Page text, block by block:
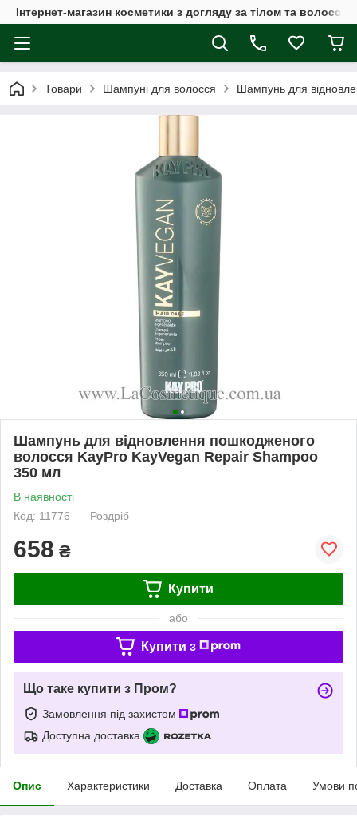
Інтернет-магазин косметики з догляду за тілом та
Товари Шампуні для волосся Шампунь для
Шампунь для відновлення пошкодженого
волосся KayPro KayVegan Repair Shampoo
350 мл
В наявності
Код: 11776
Роздріб
658 ₴
Купити
або
Купити з
Що таке купити з Пром?
Замовлення під захистом
Доступна доставка
Опис Характеристики Доставка Оплата Умови